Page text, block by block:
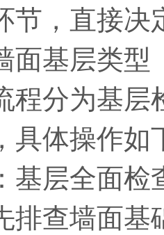
节，直接决
面基层类
程分为基层
具体操作如
层全面检
查墙面基